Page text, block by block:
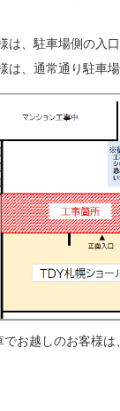
は、駐車場側の入口
は、通常通り駐車
お越しのお客様